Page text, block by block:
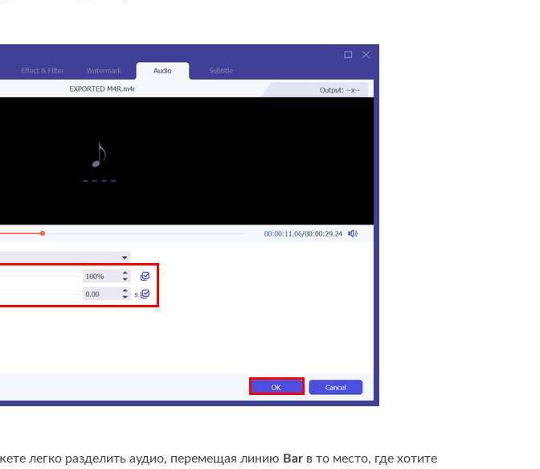
легко разделить аудио, перемещая линию Bar в то место, где хотите